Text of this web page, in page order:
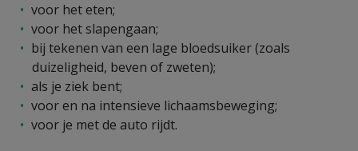
voor het eten;
voor het slapengaan;
bij tekenen van een lage bloedsuiker (zoals
duizeligheid, beven of zweten);
als je ziek bent;
voor en na intensieve lichaamsbeweging;
voor je met de auto rijdt.